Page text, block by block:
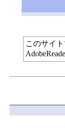
このサイ